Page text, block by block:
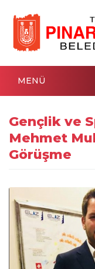
MENÜ
Gençlik ve
Mehmet
Görüşme